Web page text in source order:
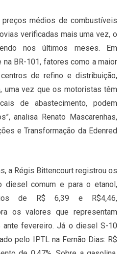
preços médios de combustíveis
verificadas mais uma vez, o
nos últimos meses. Em
BR-101, fatores como a maior
de refino e distribuição,
uma vez que os motoristas têm
de abastecimento, podem
analisa Renato Mascarenhas,
e Transformação da Edenred
a Régis Bittencourt registrou os
diesel comum e para o etanol,
de R$ 6,39 e R$4,46,
os valores que representam
ante fevereiro. Já o diesel S-10
pelo IPTL na Fernão Dias: R$